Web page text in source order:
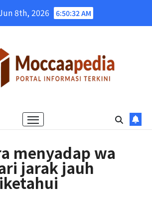
8th, 2026 6:50:32 AM
menyadap wa
jarak jauh